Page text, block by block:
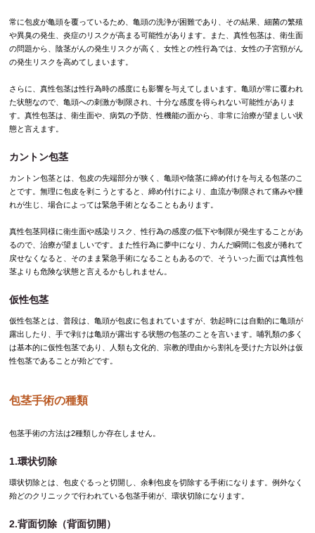
常に包皮が亀頭を覆っているため、亀頭の洗浄が困難であり、その結果、細菌の繁殖
や異臭の発生、炎症のリスクが高まる可能性があります。また、真性包茎は、衛生面
の問題から、陰茎がんの発生リスクが高く、女性との性行為では、女性の子宮頸がん
の発生リスクを高めてしまいます。
さらに、真性包茎は性行為時の感度にも影響を与えてしまいます。亀頭が常に覆われ
た状態なので、亀頭への刺激が制限され、十分な感度を得られない可能性がありま
す。真性包茎は、衛生面や、病気の予防、性機能の面から、非常に治療が望ましい状
態と言えます。
カントン包茎
カントン包茎とは、包皮の先端部分が狭く、亀頭や陰茎に締め付けを与える包茎のこ
とです。無理に包皮を剥こうとすると、締め付けにより、血流が制限されて痛みや腫
れが生じ、場合によっては緊急手術となることもあります。
真性包茎同様に衛生面や感染リスク、性行為の感度の低下や制限が発生することがあ
るので、治療が望ましいです。また性行為に夢中になり、力んだ瞬間に包皮が捲れて
戻せなくなると、そのまま緊急手術になることもあるので、そういった面では真性包
茎よりも危険な状態と言えるかもしれません。
仮性包茎
仮性包茎とは、普段は、亀頭が包皮に包まれていますが、勃起時には自動的に亀頭が
露出したり、手で剥けは亀頭が露出する状態の包茎のことを言います。哺乳類の多く
は基本的に仮性包茎であり、人類も文化的、宗教的理由から割礼を受けた方以外は仮
性包茎であることが殆どです。
包茎手術の種類
包茎手術の方法は2種類しか存在しません。
1.環状切除
環状切除とは、包皮ぐるっと切開し、余剰包皮を切除する手術になります。例外なく
殆どのクリニックで行われている包茎手術が、環状切除になります。
2.背面切除（背面切開）